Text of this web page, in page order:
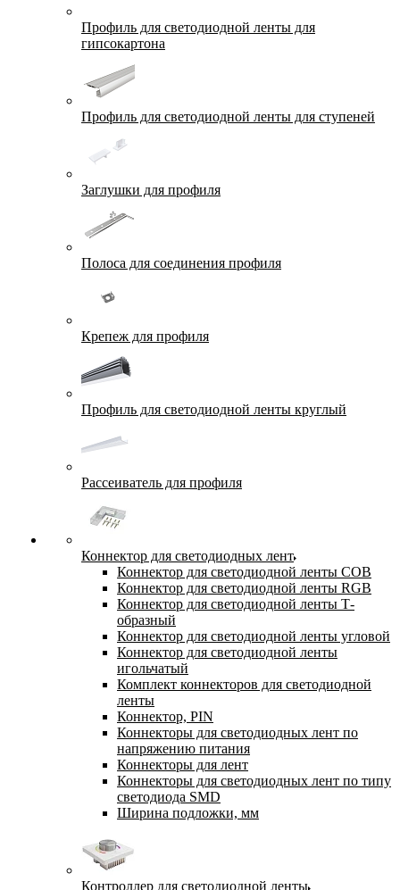
Профиль для светодиодной ленты для
гипсокартона
Профиль для светодиодной ленты для ступеней
Заглушки для профиля
Полоса для соединения профиля
Крепеж для профиля
Профиль для светодиодной ленты круглый
Рассеиватель для профиля
Коннектор для светодиодных лент
Коннектор для светодиодной ленты COB
Коннектор для светодиодной ленты RGB
Коннектор для светодиодной ленты Т-
образный
Коннектор для светодиодной ленты угловой
Коннектор для светодиодной ленты
игольчатый
Комплект коннекторов для светодиодной
ленты
Коннектор, PIN
Коннекторы для светодиодных лент по
напряжению питания
Коннекторы для лент
Коннекторы для светодиодных лент по типу
светодиода SMD
Ширина подложки, мм
Контроллер для светодиодной ленты